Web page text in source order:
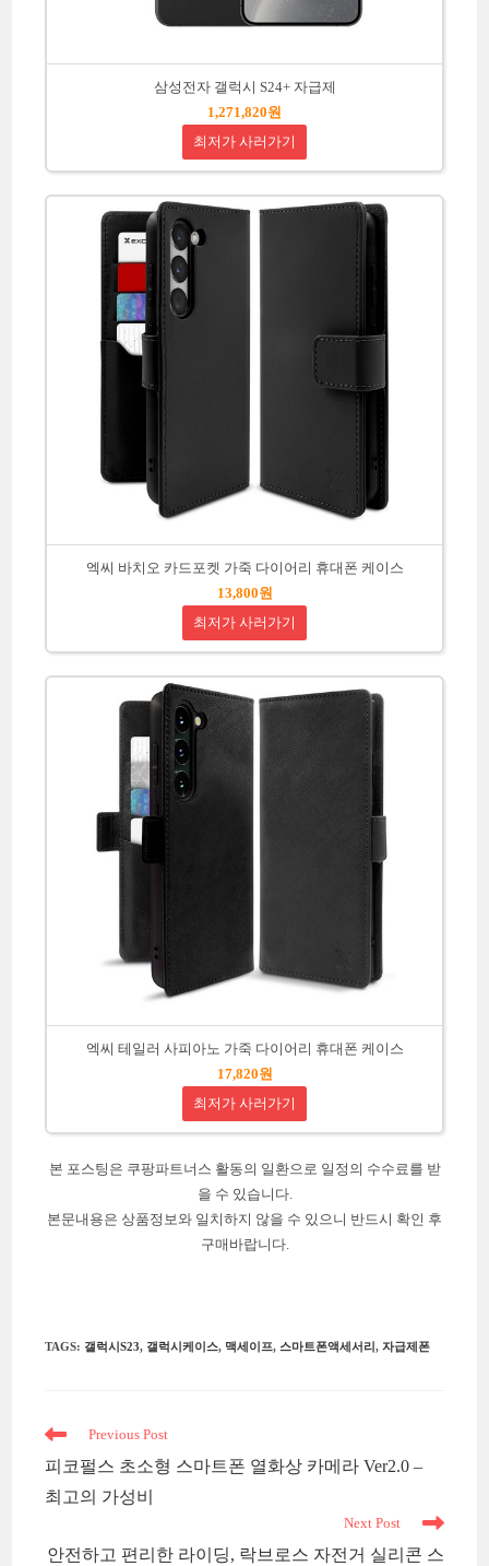
삼성전자 갤럭시 S24+ 자급제
1,271,820원
최저가 사러가기
엑씨 바치오 카드포켓 가죽 다이어리 휴대폰 케이스
13,800원
최저가 사러가기
엑씨 테일러 사피아노 가죽 다이어리 휴대폰 케이스
17,820원
최저가 사러가기
본 포스팅은 쿠팡파트너스 활동의 일환으로 일정의 수수료를 받
을 수 있습니다.
본문내용은 상품정보와 일치하지 않을 수 있으니 반드시 확인 후
구매바랍니다.
TAGS: 갤럭시S23, 갤럭시케이스, 맥세이프, 스마트폰액세서리, 자급제폰
Read
articles
Previous Post
피코펄스 초소형 스마트폰 열화상 카메라 Ver2.0 –
최고의 가성비
Next Post
안전하고 편리한 라이딩, 락브로스 자전거 실리콘 스